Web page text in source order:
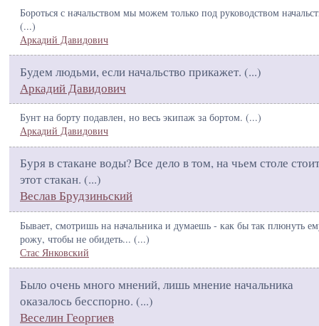
Бороться с начальством мы можем только под руководством
(...)
Аркадий Давидович
Будем людьми, если начальство прикажет. (...)
Аркадий Давидович
Бунт на борту подавлен, но весь экипаж за бортом. (...)
Аркадий Давидович
Буря в стакане воды? Все дело в том, на чьем столе стоит
этот стакан. (...)
Веслав Брудзиньский
Бывает, смотришь на начальника и думаешь - как бы так плюнуть
рожу, чтобы не обидеть... (...)
Стас Янковский
Было очень много мнений, лишь мнение начальника
оказалось бесспорно. (...)
Веселин Георгиев